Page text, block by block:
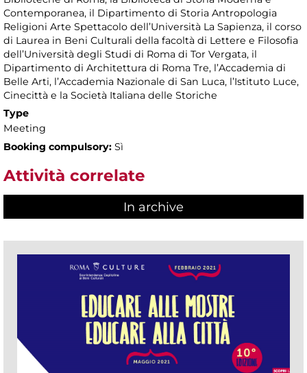
Contemporanea, il Dipartimento di Storia Antropologia
Religioni Arte Spettacolo dell’Università La Sapienza, il corso
di Laurea in Beni Culturali della facoltà di Lettere e Filosofia
dell’Università degli Studi di Roma di Tor Vergata, il
Dipartimento di Architettura di Roma Tre, l’Accademia di
Belle Arti, l’Accademia Nazionale di San Luca, l’Istituto Luce,
Cinecittà e la Società Italiana delle Storiche
Type
Meeting
Booking compulsory: Sì
Attività correlate
In archive